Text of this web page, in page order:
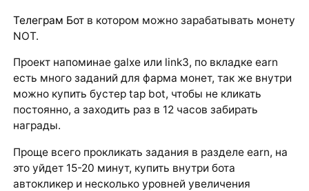
Телеграм Ботв котором можно зарабатывать монету
NOT.
Проект напоминае galxe или link3, по вкладке earn
есть много заданий для фарма монет, так же внутри
можно купить бустер tap bot, чтобы не кликать
постоянно, а заходить раз в 12 часов забирать
награды.
Проще всего прокликать задания в разделе earn, на
это уйдет 15-20 минут, купить внутри бота
автокликер и несколько уровней увеличения